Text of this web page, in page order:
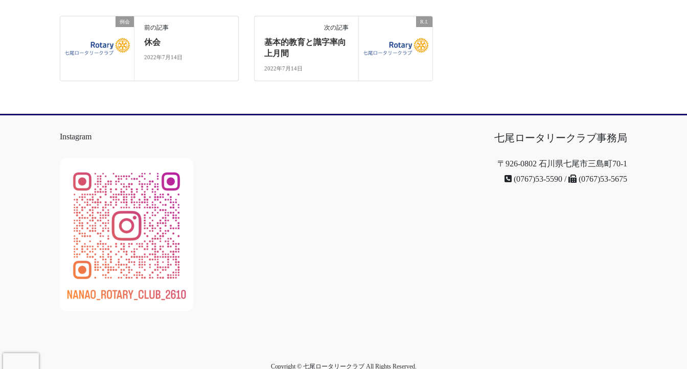
例会
前の記事
休会
2022年7月14日
R.I.
次の記事
基本的教育と識字率向
上月間
2022年7月14日
Instagram 七尾ロータリークラブ事務局
〒926-0802 石川県七尾市三島町70-1
(0767)53-5590 /
(0767)53-5675
Copyright © 七尾ロータリークラブ All Rights Reserved.